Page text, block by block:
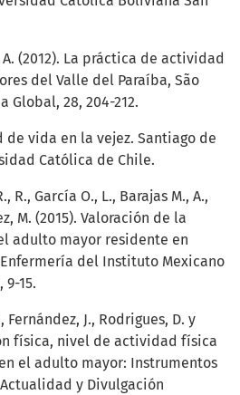
A. (2012). La práctica de actividad
del Valle del Paraíba, São
Global, 28, 204-212.
de vida en la vejez. Santiago de
Católica de Chile.
R., García O., L., Barajas M., A.,
M. (2015). Valoración de la
adulto mayor residente en
del Instituto Mexicano
9-15.
Fernández, J., Rodrigues, D. y
física, nivel de actividad física
el adulto mayor: Instrumentos
y Divulgación